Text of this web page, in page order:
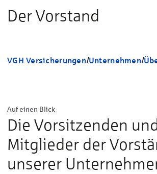
Der Vorstand
VGH Versicherungen/Unternehmen/
Auf einen Blick
Die Vorsitzenden
Mitglieder der
unserer